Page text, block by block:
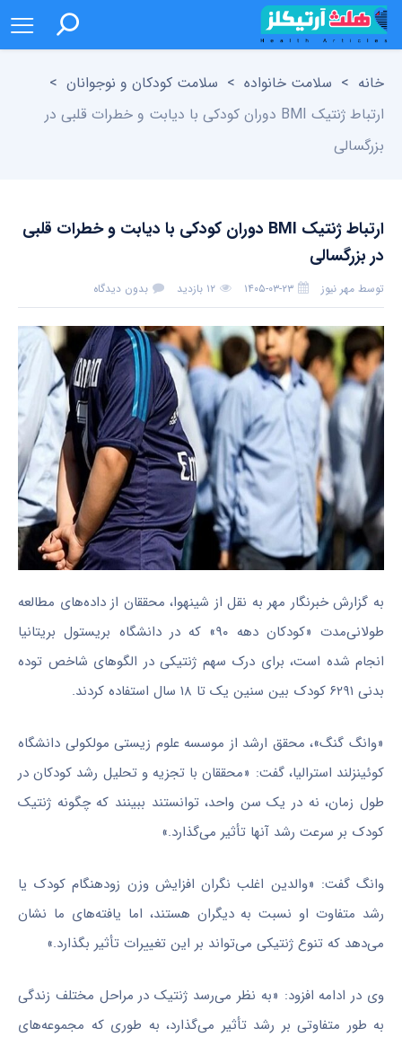
خانه > سلامت خانواده > سلامت کودکان و نوجوانان >
ارتباط ژنتیک BMI دوران کودکی با دیابت و خطرات قلبی در
بزرگسالی
ارتباط ژنتیک BMI دوران کودکی با دیابت و خطرات قلبی
در بزرگسالی
توسط مهر نیوز ۱۴۰۵-۰۳-۲۳ ۱۲ بازدید بدون دیدگاه
به گزارش خبرنگار مهر به نقل از شینهوا، محققان از داده‌های مطالعه
طولانی‌مدت «کودکان دهه ۹۰» که در دانشگاه بریستول بریتانیا
انجام شده است، برای درک سهم ژنتیکی در الگوهای شاخص توده
بدنی ۶۲۹۱ کودک بین سنین یک تا ۱۸ سال استفاده کردند.
«وانگ گنگ»، محقق ارشد از موسسه علوم زیستی مولکولی دانشگاه
کوئینزلند استرالیا، گفت: «محققان با تجزیه و تحلیل رشد کودکان در
طول زمان، نه در یک سن واحد، توانستند ببینند که چگونه ژنتیک
کودک بر سرعت رشد آنها تأثیر می‌گذارد.»
وانگ گفت: «والدین اغلب نگران افزایش وزن زودهنگام کودک یا
رشد متفاوت او نسبت به دیگران هستند، اما یافته‌های ما نشان
می‌دهد که تنوع ژنتیکی می‌تواند بر این تغییرات تأثیر بگذارد.»
وی در ادامه افزود: «به نظر می‌رسد ژنتیک در مراحل مختلف زندگی
به طور متفاوتی بر رشد تأثیر می‌گذارد، به طوری که مجموعه‌های